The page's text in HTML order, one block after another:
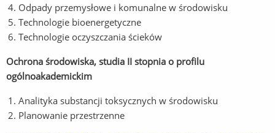
Odpady przemysłowe i komunalne w środowisku
Technologie bioenergetyczne
Technologie oczyszczania ścieków
Ochrona środowiska, studia II stopnia o profilu
ogólnoakademickim
Analityka substancji toksycznych w środowisku
Planowanie przestrzenne